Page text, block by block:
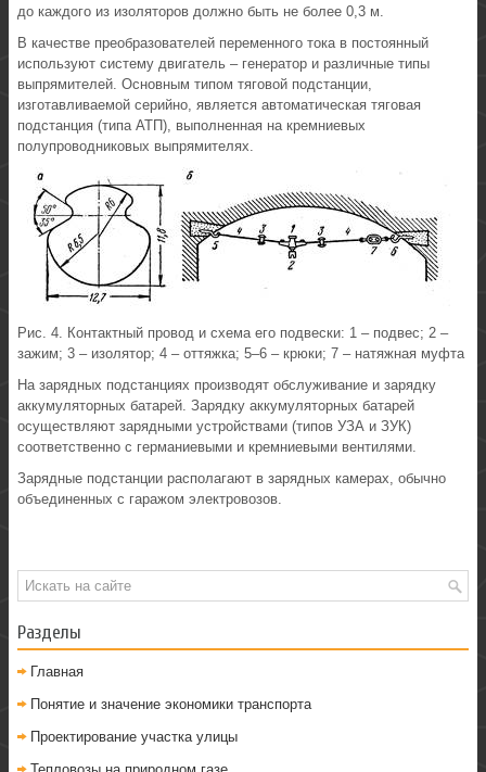
до каждого из изоляторов должно быть не более 0,3 м.
В качестве преобразователей переменного тока в постоянный
используют систему двигатель – генератор и различные типы
выпрямителей. Основным типом тяговой подстанции,
изготавливаемой серийно, является автоматическая тяговая
подстанция (типа АТП), выполненная на кремниевых
полупроводниковых выпрямителях.
Рис. 4. Контактный провод и схема его подвески: 1 – подвес; 2 –
зажим; 3 – изолятор; 4 – оттяжка; 5–6 – крюки; 7 – натяжная муфта
На зарядных подстанциях производят обслуживание и зарядку
аккумуляторных батарей. Зарядку аккумуляторных батарей
осуществляют зарядными устройствами (типов УЗА и ЗУК)
соответственно с германиевыми и кремниевыми вентилями.
Зарядные подстанции располагают в зарядных камерах, обычно
объединенных с гаражом электровозов.
Разделы
Главная
Понятие и значение экономики транспорта
Проектирование участка улицы